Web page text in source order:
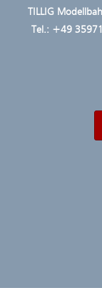
TILLIG
Tel.: +49